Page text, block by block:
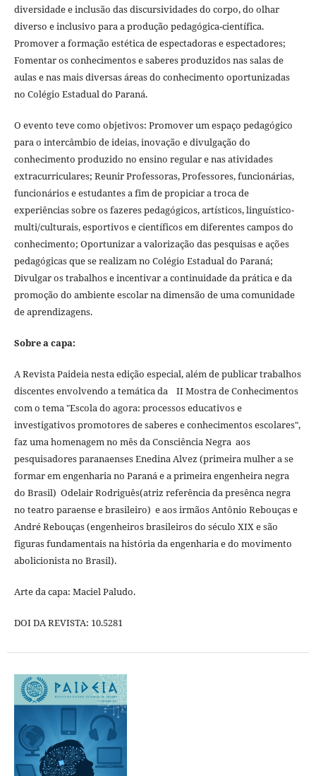
diversidade e inclusão das discursividades do corpo, do olhar
diverso e inclusivo para a produção pedagógica-científica.
Promover a formação estética de espectadoras e espectadores;
Fomentar os conhecimentos e saberes produzidos nas salas de
aulas e nas mais diversas áreas do conhecimento oportunizadas
no Colégio Estadual do Paraná.
O evento teve como objetivos: Promover um espaço pedagógico
para o intercâmbio de ideias, inovação e divulgação do
conhecimento produzido no ensino regular e nas atividades
extracurriculares; Reunir Professoras, Professores, funcionárias,
funcionários e estudantes a fim de propiciar a troca de
experiências sobre os fazeres pedagógicos, artísticos, linguístico-
multi/culturais, esportivos e científicos em diferentes campos do
conhecimento; Oportunizar a valorização das pesquisas e ações
pedagógicas que se realizam no Colégio Estadual do Paraná;
Divulgar os trabalhos e incentivar a continuidade da prática e da
promoção do ambiente escolar na dimensão de uma comunidade
de aprendizagens.
Sobre a capa:
A Revista Paideia nesta edição especial, além de publicar trabalhos
discentes envolvendo a temática da II Mostra de Conhecimentos
com o tema "Escola do agora: processos educativos e
investigativos promotores de saberes e conhecimentos escolares",
faz uma homenagem no mês da Consciência Negra aos
pesquisadores paranaenses Enedina Alvez (primeira mulher a se
formar em engenharia no Paraná e a primeira engenheira negra
do Brasil) Odelair Rodriguês(atriz referência da presênca negra
no teatro paraense e brasileiro) e aos irmãos Antônio Rebouças e
André Rebouças (engenheiros brasileiros do século XIX e são
figuras fundamentais na história da engenharia e do movimento
abolicionista no Brasil).
Arte da capa: Maciel Paludo.
DOI DA REVISTA: 10.5281